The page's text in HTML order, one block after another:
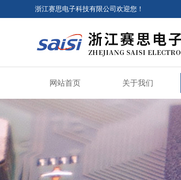
浙江赛思电子科技有限公司欢迎您！
网站首页 关于我们